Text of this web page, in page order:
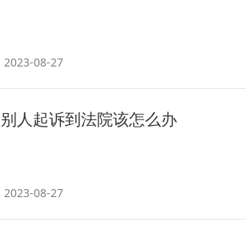
2023-08-27
别人起诉到法院该怎么办
2023-08-27